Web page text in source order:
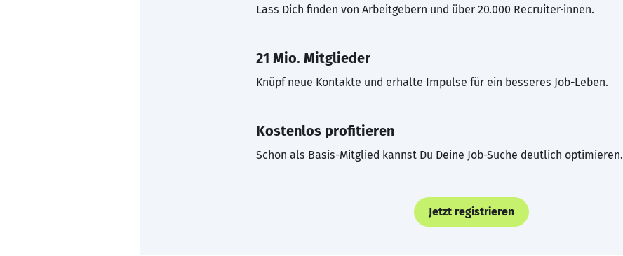
Lass Dich finden von Arbeitgebern und über 20.000 Recruiter·innen.
21 Mio. Mitglieder
Knüpf neue Kontakte und erhalte Impulse für ein besseres Job-Leben.
Kostenlos profitieren
Schon als Basis-Mitglied kannst Du Deine Job-Suche deutlich optimieren.
Jetzt registrieren